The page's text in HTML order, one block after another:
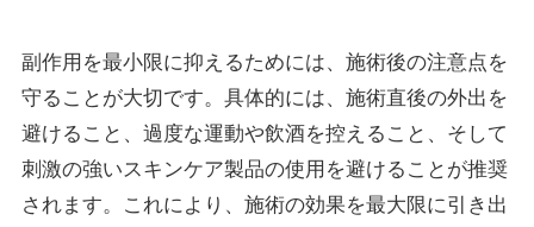
副作用を最小限に抑えるためには、施術後の注意点を
守ることが大切です。具体的には、施術直後の外出を
避けること、過度な運動や飲酒を控えること、そして
刺激の強いスキンケア製品の使用を避けることが推奨
されます。これにより、施術の効果を最大限に引き出